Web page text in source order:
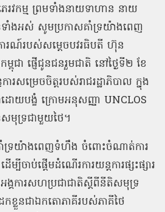
រវកម្ម ព្រមទាំងនាយទាហាន នាយ
ាំងអស់ សូមប្រកាសគាំទ្រយ៉ាងពេញ
ារណ៍របស់សម្តេចបវរធិបតី ហ៊ុន
ម្ពុជា ផ្ញើជូនជនរួមជាតិ នៅថ្ងៃទី២ ខែ
រសម្រេចចិត្តរបស់រាជរដ្ឋាភិបាល ក្នុង
ាដោយបង្ខំ ក្រោមអនុសញ្ញា UNCLOS
សមុទ្រជាមួយថៃ។
ាំទ្រយ៉ាងពេញទំហឹង ចំពោះចំណាត់ការ
ម្បីចាប់ផ្តើមដំណើរការយន្តការផ្សះផ្សារ
គការសហប្រជាជាតិស្តីពីនីតិសមុទ្រ
កខ្លួនជាឯកតោភាគីរបស់ភាគីថៃ